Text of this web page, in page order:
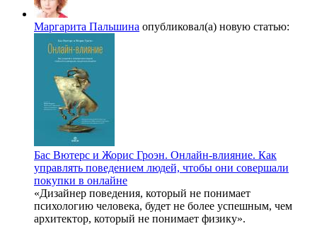
Маргарита Пальшина опубликовал(а) новую статью:
Бас Вютерс и Жорис Гроэн. Онлайн-влияние. Как
управлять поведением людей, чтобы они совершали
покупки в онлайне
«Дизайнер поведения, который не понимает
психологию человека, будет не более успешным, чем
архитектор, который не понимает физику».